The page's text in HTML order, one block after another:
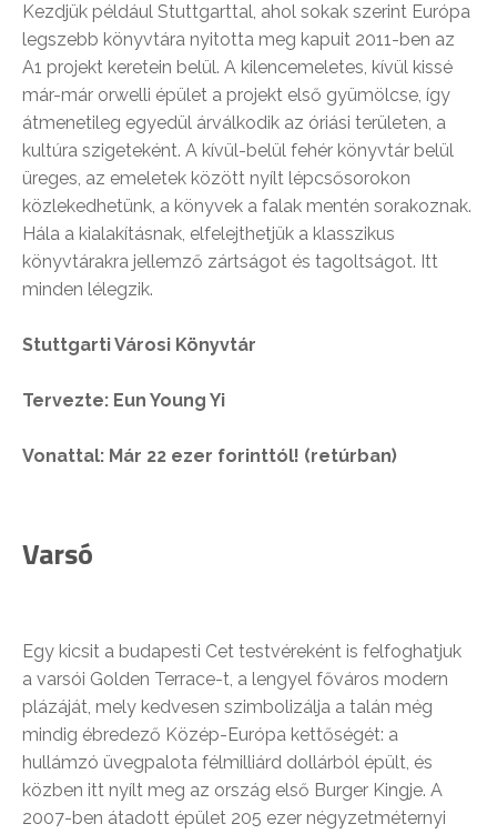
Kezdjük például Stuttgarttal, ahol sokak szerint Európa
legszebb könyvtára nyitotta meg kapuit 2011-ben az
A1 projekt keretein belül. A kilencemeletes, kívül kissé
már-már orwelli épület a projekt első gyümölcse, így
átmenetileg egyedül árválkodik az óriási területen, a
kultúra szigeteként. A kívül-belül fehér könyvtár belül
üreges, az emeletek között nyílt lépcsősorokon
közlekedhetünk, a könyvek a falak mentén sorakoznak.
Hála a kialakításnak, elfelejthetjük a klasszikus
könyvtárakra jellemző zártságot és tagoltságot. Itt
minden lélegzik.
Stuttgarti Városi Könyvtár
Tervezte: Eun Young Yi
Vonattal: Már 22 ezer forinttól! (retúrban)
Varsó
Egy kicsit a budapesti Cet testvéreként is felfoghatjuk
a varsói Golden Terrace-t, a lengyel főváros modern
plázáját, mely kedvesen szimbolizálja a talán még
mindig ébredező Közép-Európa kettőségét: a
hullámzó üvegpalota félmilliárd dollárból épült, és
közben itt nyílt meg az ország első Burger Kingje. A
2007-ben átadott épület 205 ezer négyzetméternyi